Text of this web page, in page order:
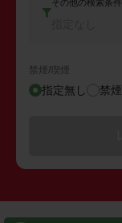
その他の検索条件
禁煙/喫煙
指定無し 禁煙